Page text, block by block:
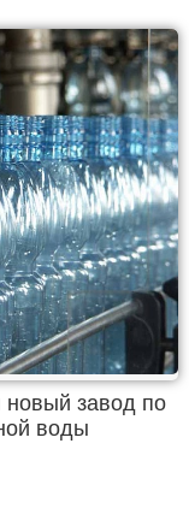
новый завод по
воды